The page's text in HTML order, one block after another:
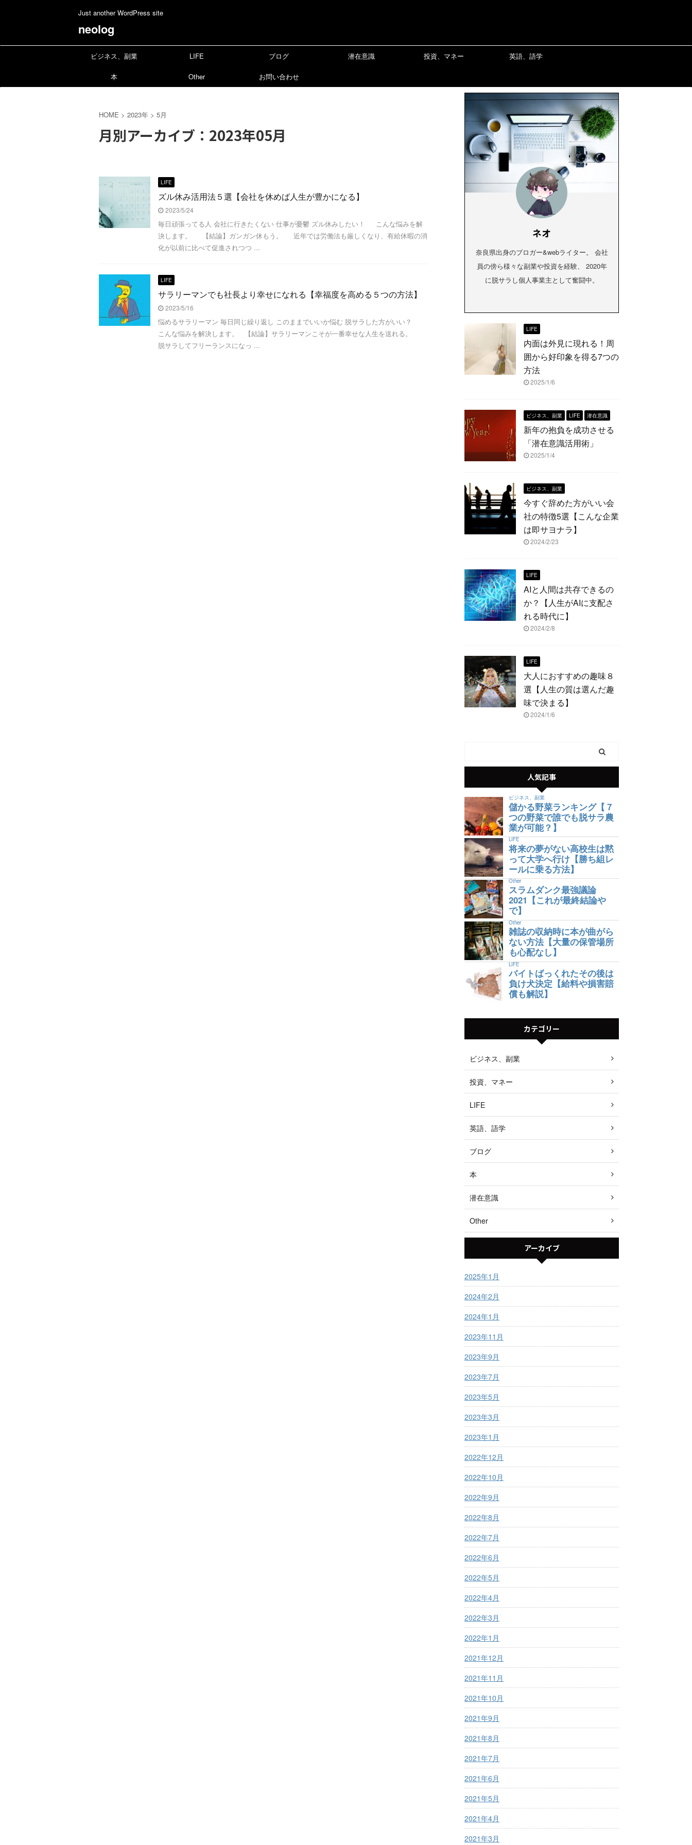
Just another WordPress site
neolog
ビジネス、副業 LIFE ブログ 潜在意識 投資、マネー 英語、語学
本 Other お問い合わせ
HOME > 2023年 > 5月
月別アーカイブ：2023年05月
LIFE
ズル休み活用法５選【会社を休めば人生が豊かになる】
2023/5/24
毎日頑張ってる人 会社に行きたくない 仕事が憂鬱 ズル休みしたい！ こんな悩みを解
決します。 【結論】ガンガン休もう。 近年では労働法も厳しくなり、有給休暇の消
化が以前に比べて促進されつつ ...
LIFE
サラリーマンでも社長より幸せになれる【幸福度を高める５つの方法】
2023/5/16
悩めるサラリーマン 毎日同じ繰り返し このままでいいか悩む 脱サラした方がいい？
こんな悩みを解決します。 【結論】サラリーマンこそが一番幸せな人生を送れる。
脱サラしてフリーランスになっ ...
ネオ
奈良県出身のブロガー&webライター。 会社
員の傍ら様々な副業や投資を経験、 2020年
に脱サラし個人事業主として奮闘中。
LIFE
内面は外見に現れる！周
囲から好印象を得る7つの
方法
2025/1/6
ビジネス、副業 LIFE 潜在意識
新年の抱負を成功させる
「潜在意識活用術」
2025/1/4
ビジネス、副業
今すぐ辞めた方がいい会
社の特徴5選【こんな企業
は即サヨナラ】
2024/2/23
LIFE
AIと人間は共存できるの
か？【人生がAIに支配さ
れる時代に】
2024/2/8
LIFE
大人におすすめの趣味８
選【人生の質は選んだ趣
味で決まる】
2024/1/6
人気記事
ビジネス、副業
儲かる野菜ランキング【７
つの野菜で誰でも脱サラ農
業が可能？】
LIFE
将来の夢がない高校生は黙
って大学へ行け【勝ち組レ
ールに乗る方法】
Other
スラムダンク最強議論
2021【これが最終結論や
で】
Other
雑誌の収納時に本が曲がら
ない方法【大量の保管場所
も心配なし】
LIFE
バイトばっくれたその後は
負け犬決定【給料や損害賠
償も解説】
カテゴリー
ビジネス、副業
投資、マネー
LIFE
英語、語学
ブログ
本
潜在意識
Other
アーカイブ
2025年1月
2024年2月
2024年1月
2023年11月
2023年9月
2023年7月
2023年5月
2023年3月
2023年1月
2022年12月
2022年10月
2022年9月
2022年8月
2022年7月
2022年6月
2022年5月
2022年4月
2022年3月
2022年1月
2021年12月
2021年11月
2021年10月
2021年9月
2021年8月
2021年7月
2021年6月
2021年5月
2021年4月
2021年3月